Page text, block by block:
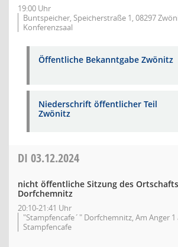
19:00 Uhr
Buntspeicher, Speicherstraße 1, 08297
Konferenzsaal
Öffentliche Bekanntgabe Zwönitz
Niederschrift öffentlicher Teil
Zwönitz
DI 03.12.2024
nicht öffentliche Sitzung des
Dorfchemnitz
20:10-21:41 Uhr
"Stampfencafe´" Dorfchemnitz, Am Anger 1
Stampfencafe